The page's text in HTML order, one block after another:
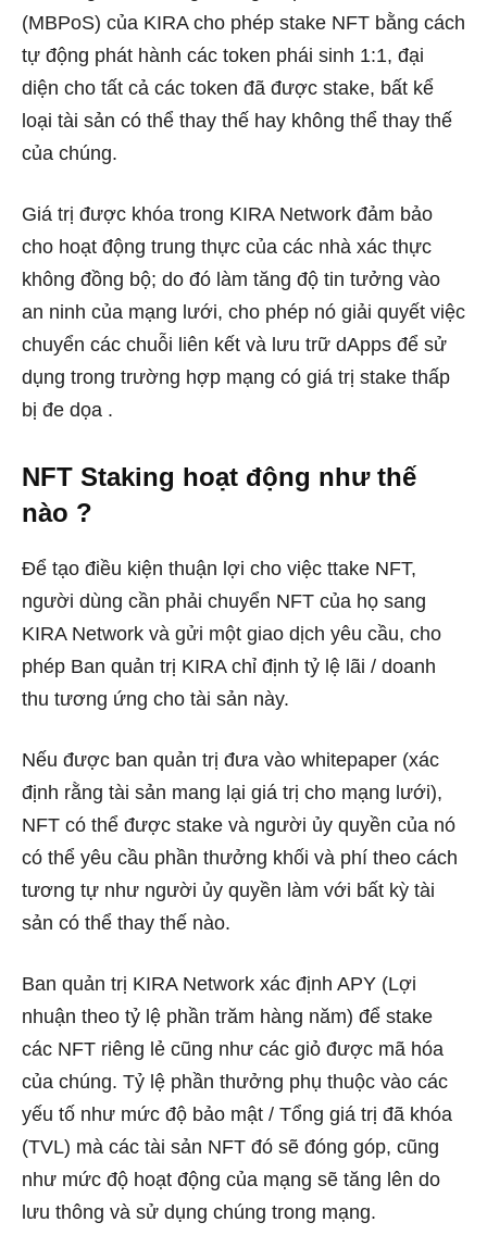
(MBPoS) của KIRA cho phép stake NFT bằng cách
tự động phát hành các token phái sinh 1:1, đại
diện cho tất cả các token đã được stake, bất kể
loại tài sản có thể thay thế hay không thể thay thế
của chúng.
Giá trị được khóa trong KIRA Network đảm bảo
cho hoạt động trung thực của các nhà xác thực
không đồng bộ; do đó làm tăng độ tin tưởng vào
an ninh của mạng lưới, cho phép nó giải quyết việc
chuyển các chuỗi liên kết và lưu trữ dApps để sử
dụng trong trường hợp mạng có giá trị stake thấp
bị đe dọa .
NFT Staking hoạt động như thế
nào ?
Để tạo điều kiện thuận lợi cho việc ttake NFT,
người dùng cần phải chuyển NFT của họ sang
KIRA Network và gửi một giao dịch yêu cầu, cho
phép Ban quản trị KIRA chỉ định tỷ lệ lãi / doanh
thu tương ứng cho tài sản này.
Nếu được ban quản trị đưa vào whitepaper (xác
định rằng tài sản mang lại giá trị cho mạng lưới),
NFT có thể được stake và người ủy quyền của nó
có thể yêu cầu phần thưởng khối và phí theo cách
tương tự như người ủy quyền làm với bất kỳ tài
sản có thể thay thế nào.
Ban quản trị KIRA Network xác định APY (Lợi
nhuận theo tỷ lệ phần trăm hàng năm) để stake
các NFT riêng lẻ cũng như các giỏ được mã hóa
của chúng. Tỷ lệ phần thưởng phụ thuộc vào các
yếu tố như mức độ bảo mật / Tổng giá trị đã khóa
(TVL) mà các tài sản NFT đó sẽ đóng góp, cũng
như mức độ hoạt động của mạng sẽ tăng lên do
lưu thông và sử dụng chúng trong mạng.